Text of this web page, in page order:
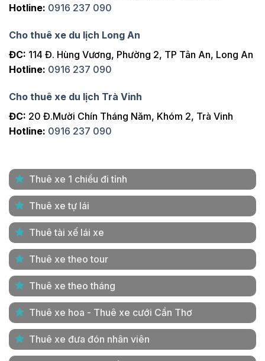
Hotline: 0916 237 090
Cho thuê xe du lịch Long An
ĐC: 114 Đ. Hùng Vương, Phường 2, TP Tân An, Long An
Hotline: 0916 237 090
Cho thuê xe du lịch Trà Vinh
ĐC: 20 Đ.Mười Chín Tháng Năm, Khóm 2, Trà Vinh
Hotline: 0916 237 090
Thuê xe 1 chiều đi tỉnh
Thuê xe tự lái
Thuê tài xế lái xe
Thuê xe theo tour
Thuê xe theo tháng
Thuê xe hoa - Thuê xe cưới Cần Thơ
Thuê xe đưa đón nhân viên